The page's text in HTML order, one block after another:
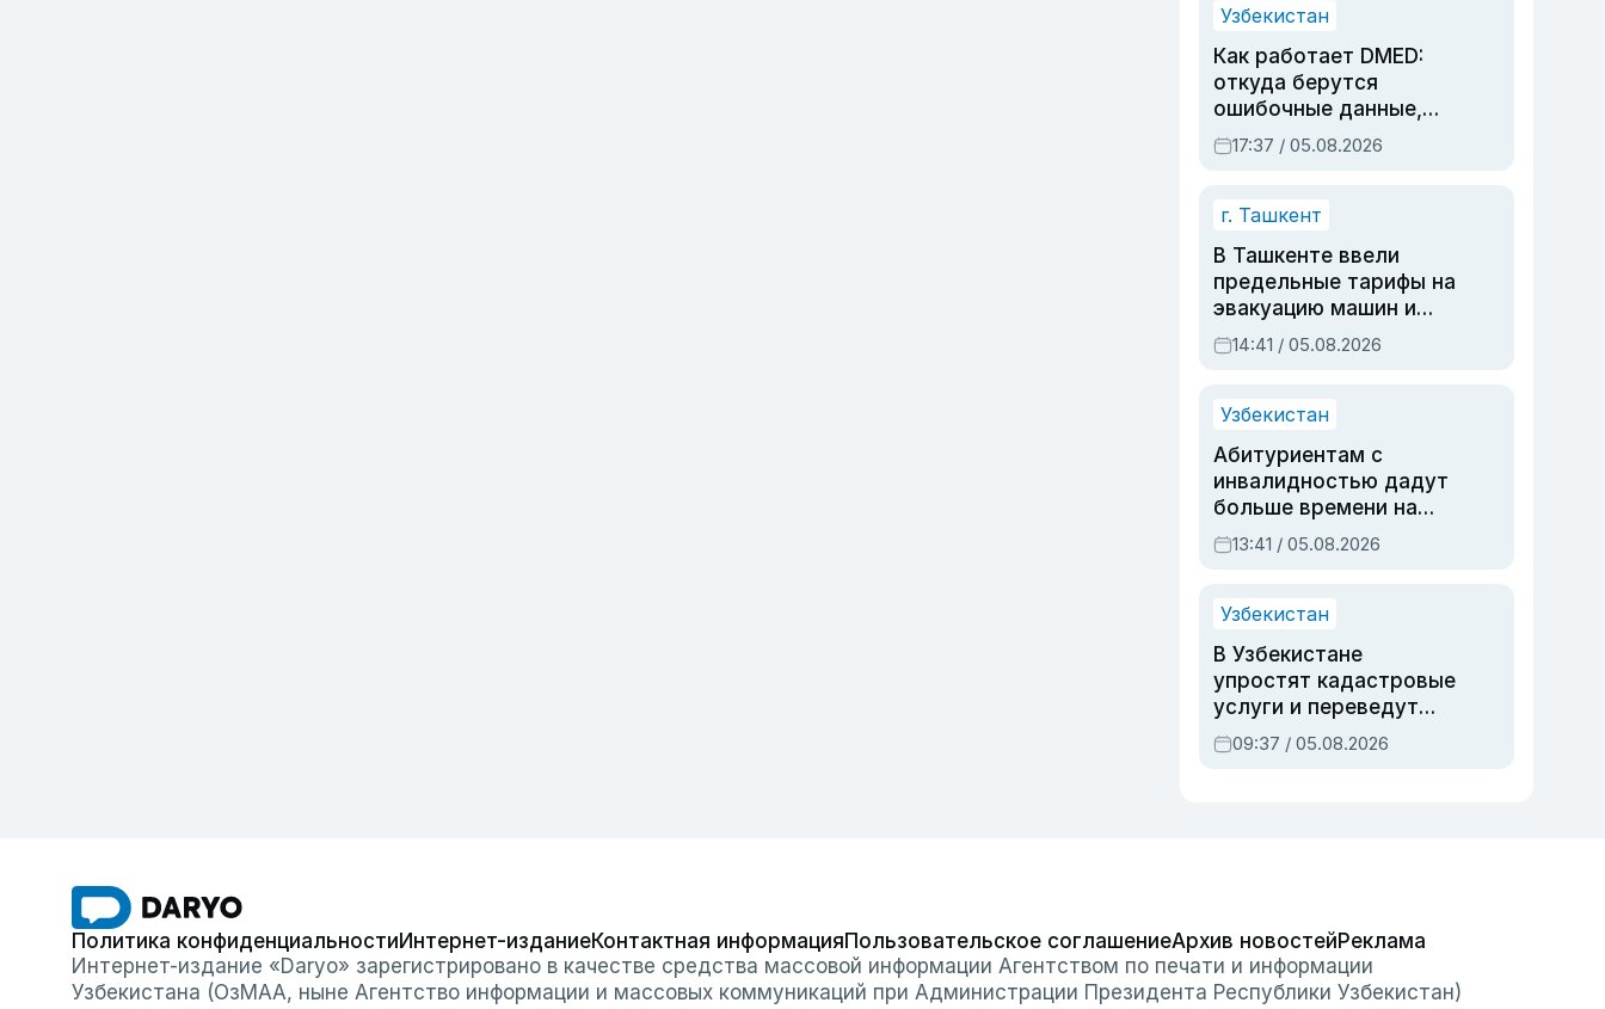
Узбекистан
Как работает DMED:
откуда берутся
ошибочные данные,
дубли аккаунтов и
очереди по онлайн-
17:37 / 05.08.2026
г. Ташкент
В Ташкенте ввели
предельные тарифы на
эвакуацию машин и
штрафстоянки
14:41 / 05.08.2026
Узбекистан
Абитуриентам с
инвалидностью дадут
больше времени на
вступительных
экзаменах
13:41 / 05.08.2026
Узбекистан
В Узбекистане
упростят кадастровые
услуги и переведут
регистрацию
недвижимости в
09:37 / 05.08.2026
Политика конфиденциальностиИнтернет-изданиеКонтактная информацияПользовательское соглашениеАрхив новостейРеклама
Интернет-издание «Daryo» зарегистрировано в качестве средства массовой информации Агентством по печати и информации
Узбекистана (ОзМАА, ныне Агентство информации и массовых коммуникаций при Администрации Президента Республики Узбекистан)